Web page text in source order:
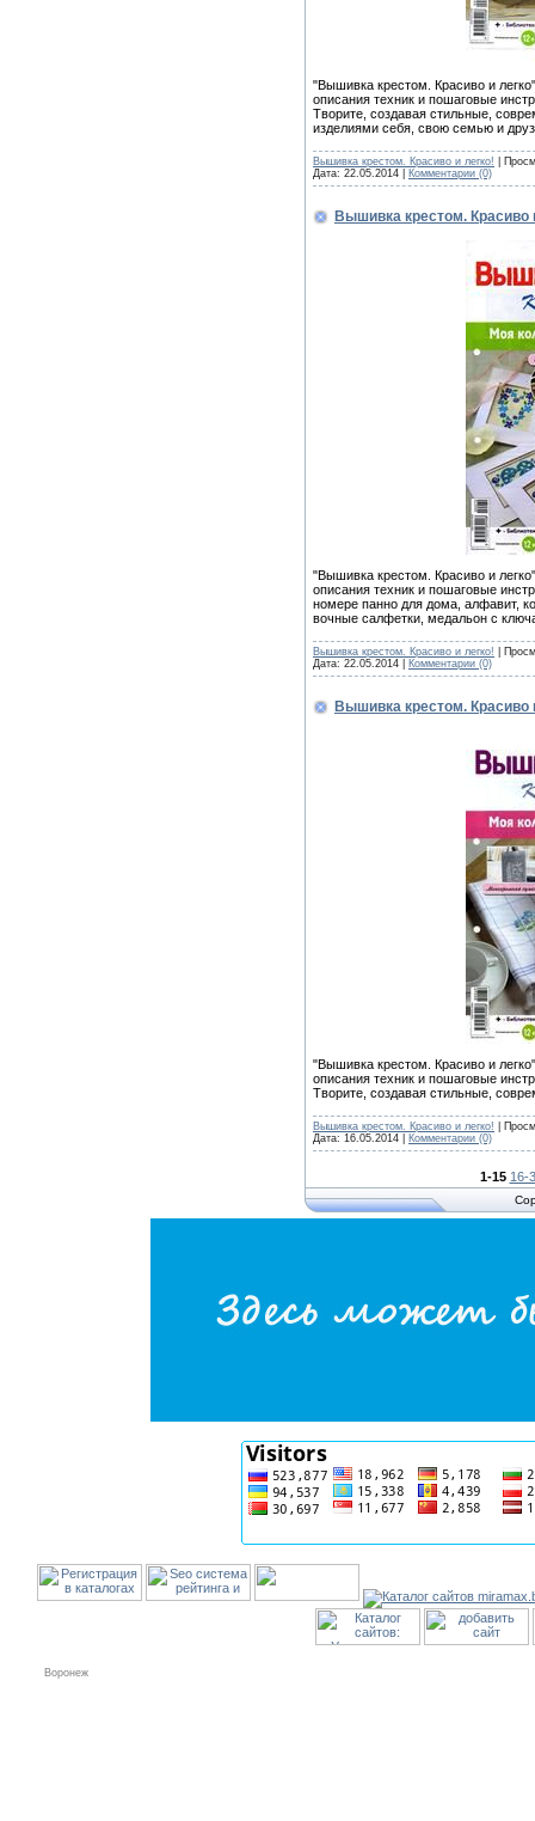
"Вышивка крестом. Красиво и
описания техник и пошаговые
Творите, создавая стильные,
изделиями себя, свою семью и
Вышивка крестом. Красиво и легко! |
Дата: 22.05.2014 Комментарии (0)
Вышивка крестом. Красиво
"Вышивка крестом. Красиво и
описания техник и пошаговые
номере панно для дома, алфавит,
вочные салфетки, медальон с
Вышивка крестом. Красиво и легко! |
Дата: 22.05.2014 Комментарии (0)
Вышивка крестом. Красиво
"Вышивка крестом. Красиво и
описания техник и пошаговые
Творите, создавая стильные,
Вышивка крестом. Красиво и легко! |
Дата: 16.05.2014 Комментарии (0)
1-15 16-
Воронеж